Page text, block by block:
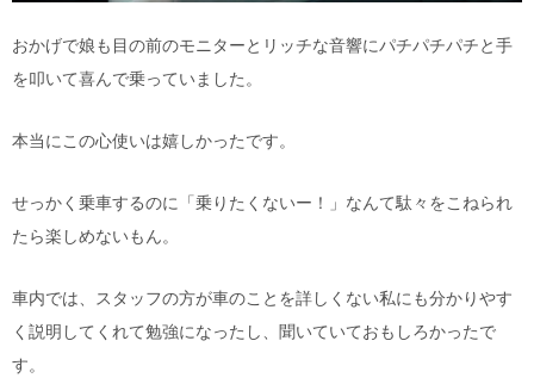
おかげで娘も目の前のモニターとリッチな音響にパチパチパチと手
を叩いて喜んで乗っていました。
本当にこの心使いは嬉しかったです。
せっかく乗車するのに「乗りたくないー！」なんて駄々をこねられ
たら楽しめないもん。
車内では、スタッフの方が車のことを詳しくない私にも分かりやす
く説明してくれて勉強になったし、聞いていておもしろかったで
す。